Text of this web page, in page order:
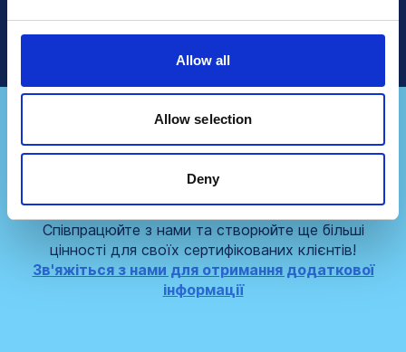
Allow all
Allow selection
Deny
Ви представляєте
консалтингову фірму?
Співпрацюйте з нами та створюйте ще більші
цінності для своїх сертифікованих клієнтів!
Зв'яжіться з нами для отримання додаткової
інформації